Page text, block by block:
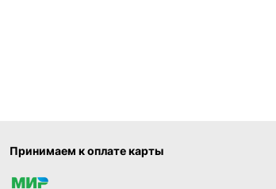
Принимаем к оплате карты